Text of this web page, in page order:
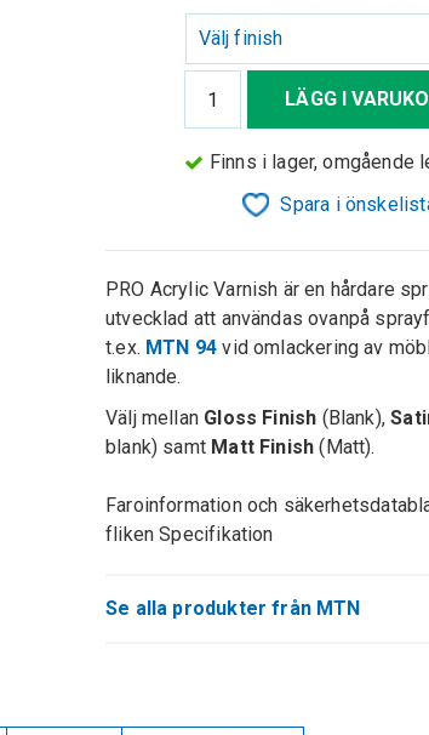
Välj finish
LÄGG I
Finns i lager, omgående
Spara i
PRO Acrylic Varnish är en hårdare
utvecklad att användas ovanpå
t.ex. MTN 94 vid omlackering av
liknande.
Välj mellan Gloss Finish (Blank),
blank) samt Matt Finish(Matt).
Faroinformation och
fliken Specifikation
Se alla produkter från MTN